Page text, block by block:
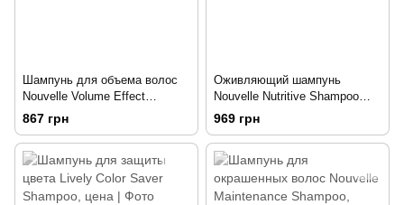
Шампунь для объема волос
Nouvelle Volume Effect
Shampoo 1000 мл.
867 грн
Оживляющий шампунь
Nouvelle Nutritive Shampoo
1000 мл.
969 грн